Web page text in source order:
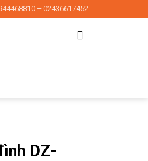
– 02436617452
DZ-